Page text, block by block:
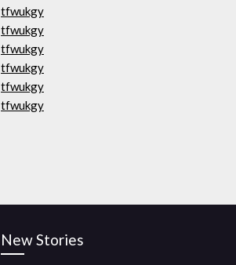
tfwukgy
tfwukgy
tfwukgy
tfwukgy
tfwukgy
tfwukgy
New Stories